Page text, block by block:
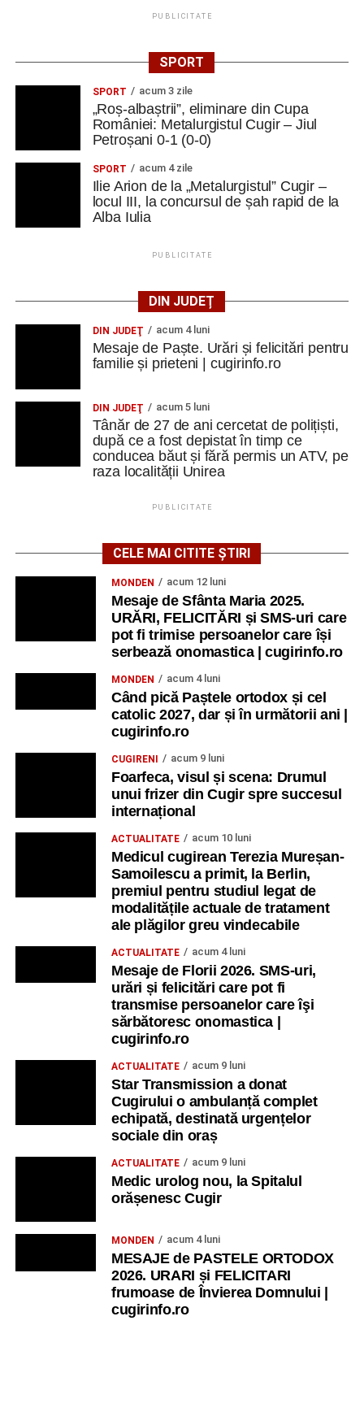
PUBLICITATE
SPORT
SPORT acum 3 zile
„Roș-albaștrii”, eliminare din Cupa
României: Metalurgistul Cugir – Jiul
Petroșani 0-1 (0-0)
SPORT acum 4 zile
Ilie Arion de la „Metalurgistul” Cugir –
locul III, la concursul de șah rapid de la
Alba Iulia
PUBLICITATE
DIN JUDEȚ
DIN JUDEŢ acum 4 luni
Mesaje de Paște. Urări și felicitări pentru
familie și prieteni | cugirinfo.ro
DIN JUDEŢ acum 5 luni
Tânăr de 27 de ani cercetat de polițiști,
după ce a fost depistat în timp ce
conducea băut și fără permis un ATV, pe
raza localității Unirea
PUBLICITATE
CELE MAI CITITE ȘTIRI
MONDEN acum 12 luni
Mesaje de Sfânta Maria 2025.
URĂRI, FELICITĂRI și SMS-uri care
pot fi trimise persoanelor care își
serbează onomastica | cugirinfo.ro
MONDEN acum 4 luni
Când pică Paștele ortodox și cel
catolic 2027, dar și în următorii ani |
cugirinfo.ro
CUGIRENI acum 9 luni
Foarfeca, visul și scena: Drumul
unui frizer din Cugir spre succesul
internațional
ACTUALITATE acum 10 luni
Medicul cugirean Terezia Mureșan-
Samoilescu a primit, la Berlin,
premiul pentru studiul legat de
modalitățile actuale de tratament
ale plăgilor greu vindecabile
ACTUALITATE acum 4 luni
Mesaje de Florii 2026. SMS-uri,
urări și felicitări care pot fi
transmise persoanelor care îşi
sărbătoresc onomastica |
cugirinfo.ro
ACTUALITATE acum 9 luni
Star Transmission a donat
Cugirului o ambulanță complet
echipată, destinată urgențelor
sociale din oraș
ACTUALITATE acum 9 luni
Medic urolog nou, la Spitalul
orășenesc Cugir
MONDEN acum 4 luni
MESAJE de PASTELE ORTODOX
2026. URARI și FELICITARI
frumoase de Învierea Domnului |
cugirinfo.ro